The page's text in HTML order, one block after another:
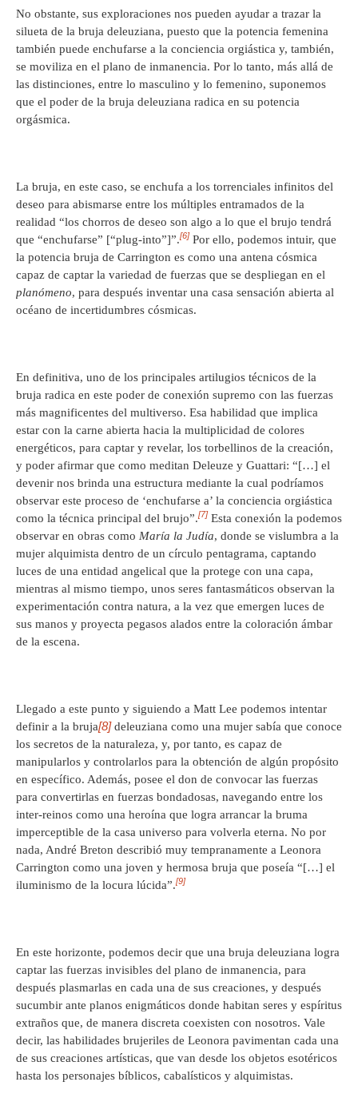
No obstante, sus exploraciones nos pueden ayudar a trazar la
silueta de la bruja deleuziana, puesto que la potencia femenina
también puede enchufarse a la conciencia orgiástica y, también,
se moviliza en el plano de inmanencia. Por lo tanto, más allá de
las distinciones, entre lo masculino y lo femenino, suponemos
que el poder de la bruja deleuziana radica en su potencia
orgásmica.
La bruja, en este caso, se enchufa a los torrenciales infinitos del
deseo para abismarse entre los múltiples entramados de la
realidad “los chorros de deseo son algo a lo que el brujo tendrá
que “enchufarse” [“plug-into”]”.[6] Por ello, podemos intuir, que
la potencia bruja de Carrington es como una antena cósmica
capaz de captar la variedad de fuerzas que se despliegan en el
planómeno, para después inventar una casa sensación abierta al
océano de incertidumbres cósmicas.
En definitiva, uno de los principales artilugios técnicos de la
bruja radica en este poder de conexión supremo con las fuerzas
más magnificentes del multiverso. Esa habilidad que implica
estar con la carne abierta hacia la multiplicidad de colores
energéticos, para captar y revelar, los torbellinos de la creación,
y poder afirmar que como meditan Deleuze y Guattari: “[…] el
devenir nos brinda una estructura mediante la cual podríamos
observar este proceso de ‘enchufarse a’ la conciencia orgiástica
como la técnica principal del brujo”.[7] Esta conexión la podemos
observar en obras como María la Judía, donde se vislumbra a la
mujer alquimista dentro de un círculo pentagrama, captando
luces de una entidad angelical que la protege con una capa,
mientras al mismo tiempo, unos seres fantasmáticos observan la
experimentación contra natura, a la vez que emergen luces de
sus manos y proyecta pegasos alados entre la coloración ámbar
de la escena.
Llegado a este punto y siguiendo a Matt Lee podemos intentar
definir a la bruja[8]deleuziana como una mujer sabía que conoce
los secretos de la naturaleza, y, por tanto, es capaz de
manipularlos y controlarlos para la obtención de algún propósito
en específico. Además, posee el don de convocar las fuerzas
para convertirlas en fuerzas bondadosas, navegando entre los
inter-reinos como una heroína que logra arrancar la bruma
imperceptible de la casa universo para volverla eterna. No por
nada, André Breton describió muy tempranamente a Leonora
Carrington como una joven y hermosa bruja que poseía “[…] el
iluminismo de la locura lúcida”.[9]
En este horizonte, podemos decir que una bruja deleuziana logra
captar las fuerzas invisibles del plano de inmanencia, para
después plasmarlas en cada una de sus creaciones, y después
sucumbir ante planos enigmáticos donde habitan seres y espíritus
extraños que, de manera discreta coexisten con nosotros. Vale
decir, las habilidades brujeriles de Leonora pavimentan cada una
de sus creaciones artísticas, que van desde los objetos esotéricos
hasta los personajes bíblicos, cabalísticos y alquimistas.